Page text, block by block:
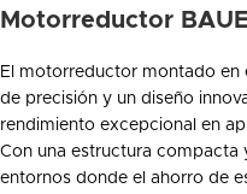
Motorreductor
El motorreductor montado en
de precisión y un diseño
rendimiento excepcional en
Con una estructura compacta
entornos donde el ahorro de